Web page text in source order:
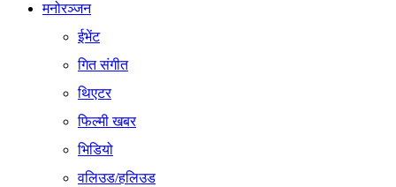
मनोरञ्जन
ईभेंट
गित संगीत
थिएटर
फिल्मी खबर
भिडियो
वलिउड/हलिउड